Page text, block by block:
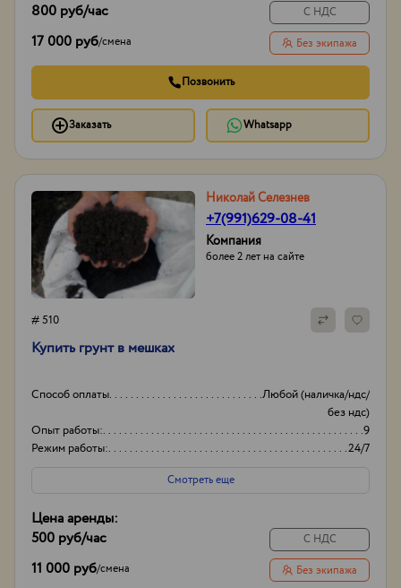
800 руб/час
17 000 руб/смена
С НДС
Без экипажа
Позвонить
Заказать Whatsapp
Николай Селезнев
+7(991)629-08-41
Компания
более 2 лет на сайте
# 510
Купить грунт в мешках
Способ оплаты
Любой (наличка/ндс/
без ндс)
Опыт работы:
9
Режим работы:
24/7
Смотреть еще
Цена аренды:
500 руб/час
11 000 руб/смена
С НДС
Без экипажа